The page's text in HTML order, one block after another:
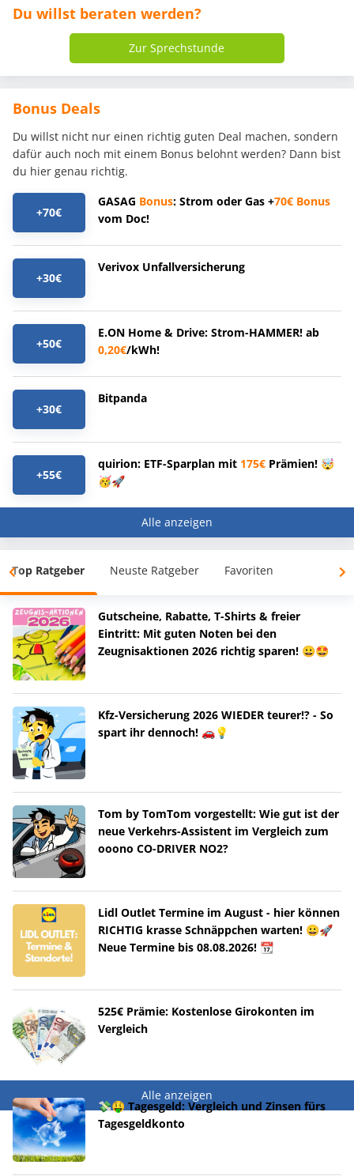
Du willst beraten werden?
Zur Sprechstunde
Bonus Deals
Du willst nicht nur einen richtig guten Deal machen, sondern
dafür auch noch mit einem Bonus belohnt werden? Dann bist
du hier genau richtig.
+70€
GASAG Bonus: Strom oder Gas +70€ Bonus
vom Doc!
+30€
Verivox Unfallversicherung
+50€
E.ON Home & Drive: Strom-HAMMER! ab
0,20€/kWh!
+30€
Bitpanda
+55€
quirion: ETF-Sparplan mit 175€ Prämien! 🤯
🥳🚀
Alle anzeigen
Top Ratgeber Neuste Ratgeber Favoriten
Gutscheine, Rabatte, T-Shirts & freier
Eintritt: Mit guten Noten bei den
Zeugnisaktionen 2026 richtig sparen! 😀🤩
Kfz-Versicherung 2026 WIEDER teurer!? - So
spart ihr dennoch! 🚗💡
Tom by TomTom vorgestellt: Wie gut ist der
neue Verkehrs-Assistent im Vergleich zum
ooono CO-DRIVER NO2?
Lidl Outlet Termine im August - hier können
RICHTIG krasse Schnäppchen warten! 😀🚀
Neue Termine bis 08.08.2026! 📆
525€ Prämie: Kostenlose Girokonten im
Vergleich
Alle anzeigen
💸🤑 Tagesgeld: Vergleich und Zinsen fürs
Tagesgeldkonto